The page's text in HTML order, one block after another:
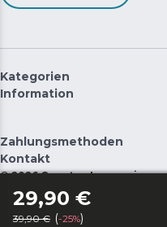
29,90 €
39,90 € (-25%)
Kategorien
Information
Zahlungsmethoden
Kontakt
©2026 Cecotec Innovaciones